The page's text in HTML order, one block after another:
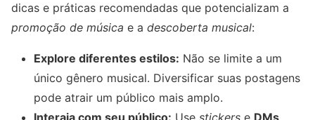
dicas e práticas recomendadas que potencializam a
promoção de música e a descoberta musical:
Explore diferentes estilos: Não se limite a um
único gênero musical. Diversificar suas postagens
pode atrair um público mais amplo.